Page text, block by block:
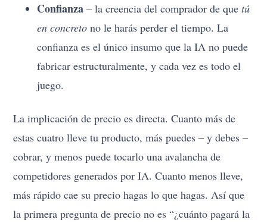
Confianza – la creencia del comprador de quetú
en concreto no le harás perder el tiempo. La
confianza es el único insumo que la IA no puede
fabricar estructuralmente, y cada vez es todo el
juego.
La implicación de precio es directa. Cuanto más de
estas cuatro lleve tu producto, más puedes – y debes –
cobrar, y menos puede tocarlo una avalancha de
competidores generados por IA. Cuanto menos lleve,
más rápido cae su precio hagas lo que hagas. Así que
la primera pregunta de precio no es “¿cuánto pagará la